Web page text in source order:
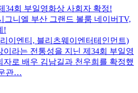
34회 부일영화상 사회자 확정!
그니엘 부산 그랜드 볼룸 네이버TV,
!
이엔티, 블리츠웨이엔터테인먼트)
이라는 전통성을 지닌 제34회 부일영
자로 배우 김남길과 천우희를 확정했
관…